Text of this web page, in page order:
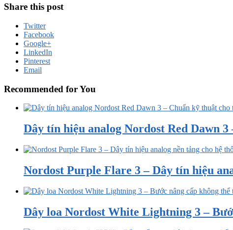
Share this post
Twitter
Facebook
Google+
LinkedIn
Pinterest
Email
Recommended for You
Dây tín hiệu analog Nordost Red Dawn
Nordost Purple Flare 3 – Dây tín hiệu
Dây loa Nordost White Lightning 3 –